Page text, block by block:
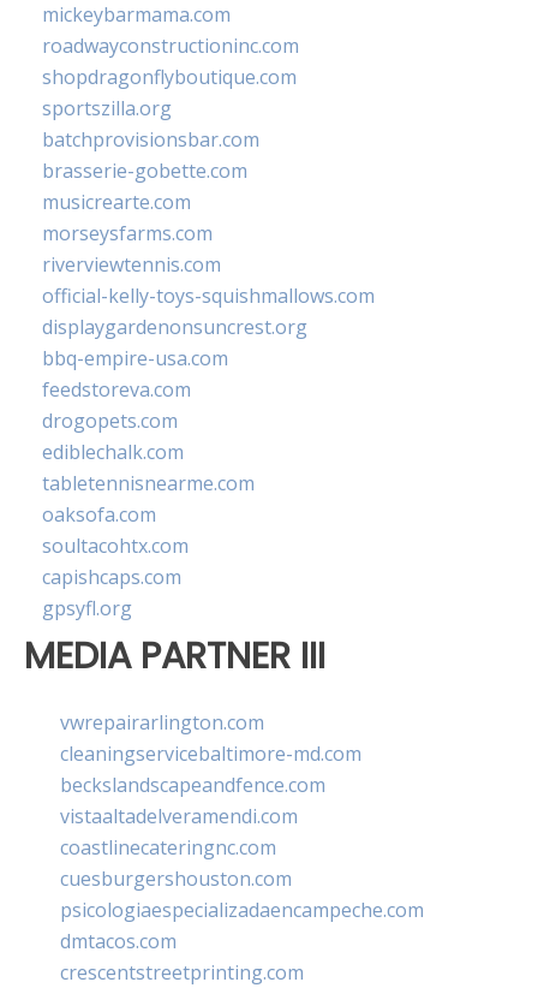
mickeybarmama.com
roadwayconstructioninc.com
shopdragonflyboutique.com
sportszilla.org
batchprovisionsbar.com
brasserie-gobette.com
musicrearte.com
morseysfarms.com
riverviewtennis.com
official-kelly-toys-squishmallows.com
displaygardenonsuncrest.org
bbq-empire-usa.com
feedstoreva.com
drogopets.com
ediblechalk.com
tabletennisnearme.com
oaksofa.com
soultacohtx.com
capishcaps.com
gpsyfl.org
MEDIA PARTNER III
vwrepairarlington.com
cleaningservicebaltimore-md.com
beckslandscapeandfence.com
vistaaltadelveramendi.com
coastlinecateringnc.com
cuesburgershouston.com
psicologiaespecializadaencampeche.com
dmtacos.com
crescentstreetprinting.com